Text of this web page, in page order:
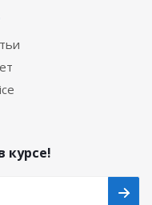
курсе!